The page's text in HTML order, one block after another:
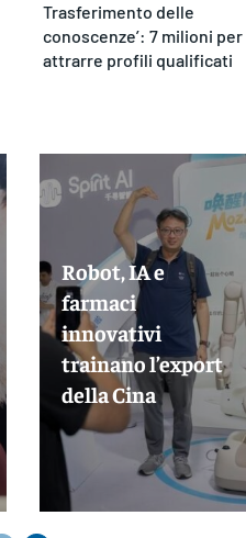
Trasferimento delle
conoscenze’: 7 milioni per
attrarre profili qualificati
Robot, IA e
farmaci
innovativi
trainano l’export
della Cina